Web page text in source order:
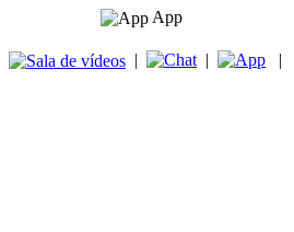
App
| | |